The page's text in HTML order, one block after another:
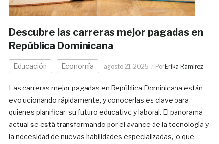
Descubre las carreras mejor pagadas en
República Dominicana
Educación Economía agosto 21, 2025 Por Erika Ramirez
Las carreras mejor pagadas en República Dominicana están
evolucionando rápidamente, y conocerlas es clave para
quienes planifican su futuro educativo y laboral. El panorama
actual se está transformando por el avance de la tecnología y
la necesidad de nuevas habilidades especializadas, lo que